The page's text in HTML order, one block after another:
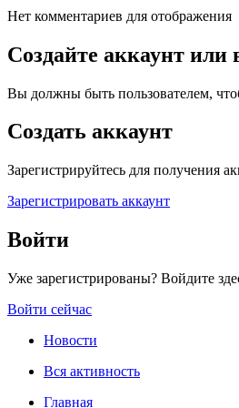
Нет комментариев для отображения
Создайте аккаунт или
Вы должны быть пользователем,
Создать аккаунт
Зарегистрируйтесь для получения
Зарегистрировать аккаунт
Войти
Уже зарегистрированы? Войдите
Войти сейчас
Новости
Вся активность
Главная